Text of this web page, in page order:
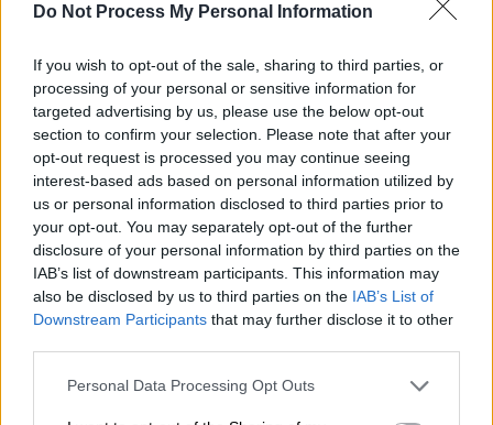
Do Not Process My Personal Information
If you wish to opt-out of the sale, sharing to third parties, or
processing of your personal or sensitive information for
targeted advertising by us, please use the below opt-out
section to confirm your selection. Please note that after your
opt-out request is processed you may continue seeing
interest-based ads based on personal information utilized by
us or personal information disclosed to third parties prior to
your opt-out. You may separately opt-out of the further
disclosure of your personal information by third parties on the
IAB’s list of downstream participants. This information may
also be disclosed by us to third parties on the IAB’s List of
Downstream Participants that may further disclose it to other
Please note that this website/app uses one or more Google
Personal Data Processing Opt Outs
Κόσμος|23.01.2026 07:20
Σύνοδος Κορυφής: Όχι στο Συμβούλιο
Ειρήνης του Τραμπ - «Ενισχύουμε την
ασφάλεια της Αρκτικής»
Ανακούφιση ΕΕ για την υποχώρηση Τραμπ
για τη Γροιλανδία και τη μη επιβολή δασμών
- «Να προχωρήσει η συμφωνία ΕΕ - ΗΠΑ»